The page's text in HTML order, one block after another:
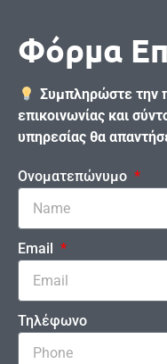
Φόρμα
Συμπληρώστε την
επικοινωνίας και
υπηρεσίας θα
Ονοματεπώνυμο
Email
Τηλέφωνο